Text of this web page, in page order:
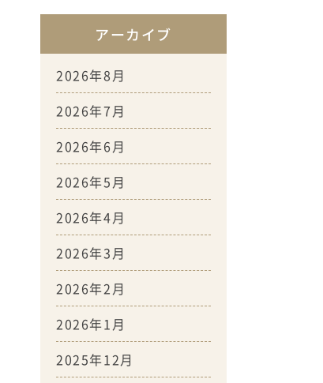
アーカイブ
2026年8月
2026年7月
2026年6月
2026年5月
2026年4月
2026年3月
2026年2月
2026年1月
2025年12月